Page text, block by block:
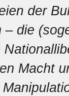
der
– die
Macht